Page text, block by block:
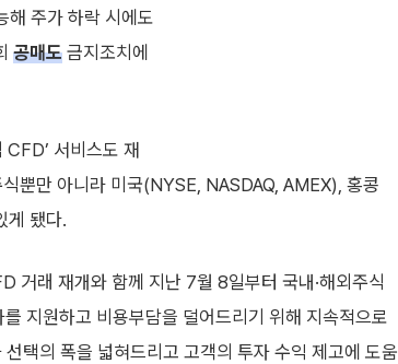
주가 하락 시에도
공매도 금지조치에
서비스도 재
뿐만 아니라 미국(NYSE, NASDAQ, AMEX), 홍콩
게 됐다.
거래 재개와 함께 지난 7월 8일부터 국내·해외주식
지원하고 비용부담을 덜어드리기 위해 지속적으로
택의 폭을 넓혀드리고 고객의 투자 수익 제고에 도움